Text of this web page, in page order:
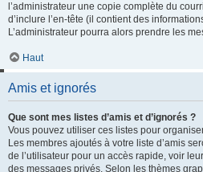
l’administrateur une copie complète du
d’inclure l’en-tête (il contient des
L’administrateur pourra alors prendre les
Haut
Amis et ignorés
Que sont mes listes d’amis et d’ignorés ?
Vous pouvez utiliser ces listes pour
Les membres ajoutés à votre liste d’amis
de l’utilisateur pour un accès rapide, voir
des messages privés. Selon les thèmes